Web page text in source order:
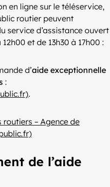
en ligne sur le téléservice,
routier peuvent
service d’assistance ouvert
et de 13h30 à 17h00 :
d’aide exceptionnelle
:
.
– Agence de
de l’aide